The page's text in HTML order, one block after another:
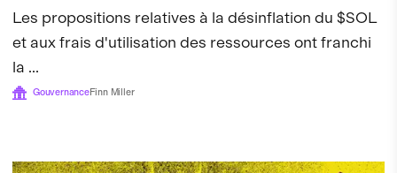
Les propositions relatives à la désinflation du $SOL
et aux frais d'utilisation des ressources ont franchi
la ...
GouvernanceFinn Miller